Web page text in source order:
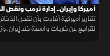
أميركا وإيران.. إدارة ترمب ونقص
تقارير أميركية أفادت بأن نقص
للتراجع عن ضربات واسعة ضد إيران.